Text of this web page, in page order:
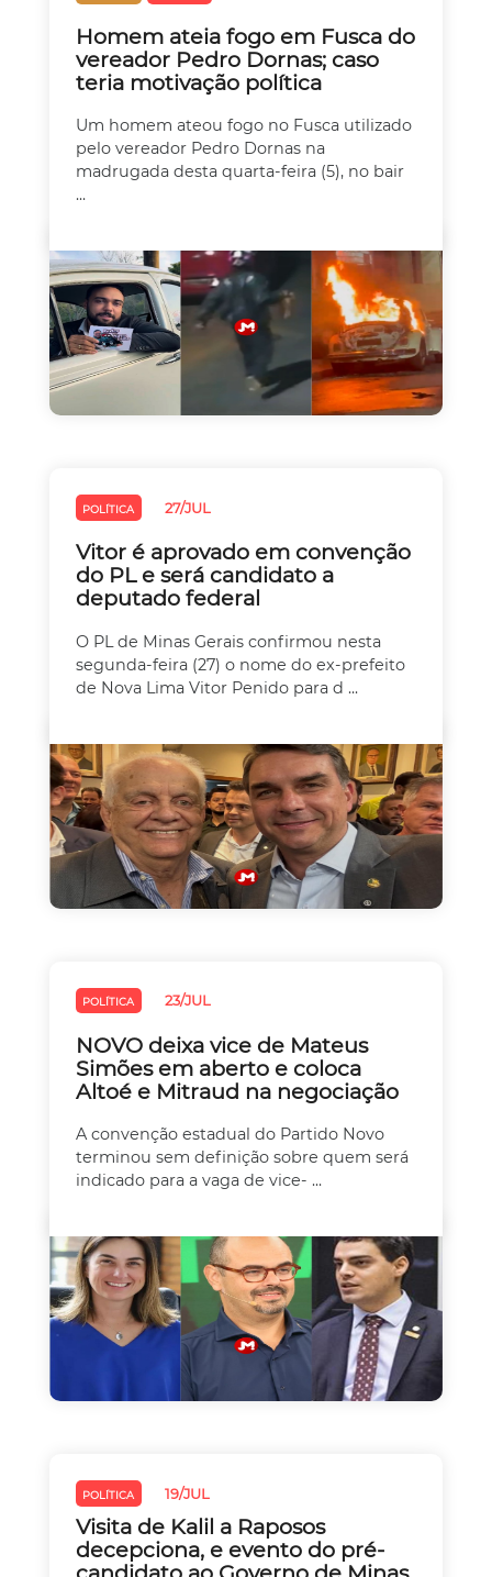
Homem ateia fogo em Fusca do
vereador Pedro Dornas; caso
teria motivação política
Um homem ateou fogo no Fusca utilizado
pelo vereador Pedro Dornas na
madrugada desta quarta-feira (5), no bair
...
POLÍTICA 27/JUL
Vitor é aprovado em convenção
do PL e será candidato a
deputado federal
O PL de Minas Gerais confirmou nesta
segunda-feira (27) o nome do ex-prefeito
de Nova Lima Vitor Penido para d ...
POLÍTICA 23/JUL
NOVO deixa vice de Mateus
Simões em aberto e coloca
Altoé e Mitraud na negociação
A convenção estadual do Partido Novo
terminou sem definição sobre quem será
indicado para a vaga de vice- ...
POLÍTICA 19/JUL
Visita de Kalil a Raposos
decepciona, e evento do pré-